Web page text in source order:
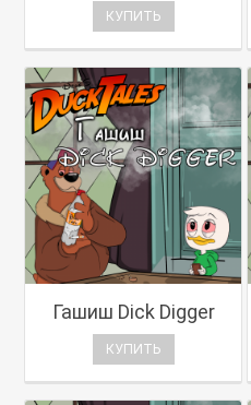
КУПИТЬ
Гашиш Dick Digger
КУПИТЬ